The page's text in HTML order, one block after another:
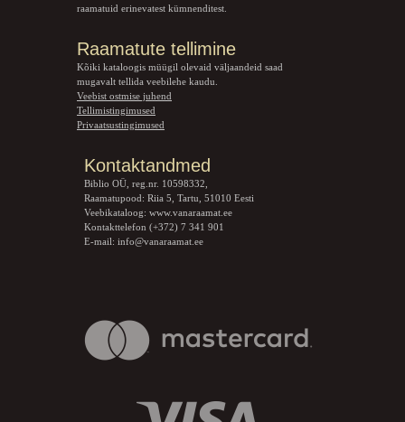
raamatuid erinevatest kümnenditest.
Raamatute tellimine
Kõiki kataloogis müügil olevaid väljaandeid saad
mugavalt tellida veebilehe kaudu.
Veebist ostmise juhend
Tellimistingimused
Privaatsustingimused
Kontaktandmed
Biblio OÜ, reg.nr. 10598332,
Raamatupood: Riia 5, Tartu, 51010 Eesti
Veebikataloog: www.vanaraamat.ee
Kontakttelefon (+372) 7 341 901
E-mail: info@vanaraamat.ee